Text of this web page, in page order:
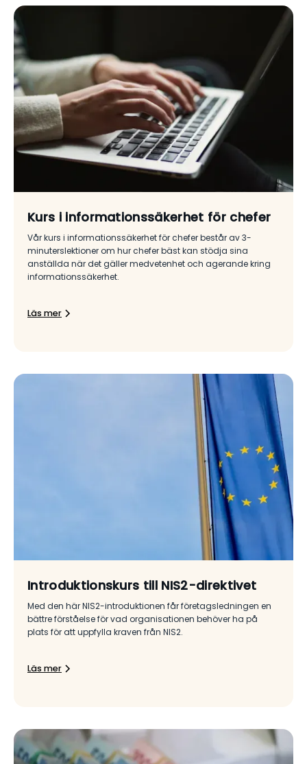
Kurs i informationssäkerhet för chefer
Vår kurs i informationssäkerhet för chefer består av 3-
minuterslektioner om hur chefer bäst kan stödja sina
anställda när det gäller medvetenhet och agerande kring
informationssäkerhet.
Läs mer
Introduktionskurs till NIS2-direktivet
Med den här NIS2-introduktionen får företagsledningen en
bättre förståelse för vad organisationen behöver ha på
plats för att uppfylla kraven från NIS2.
Läs mer